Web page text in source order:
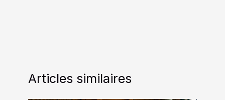
Articles similaires